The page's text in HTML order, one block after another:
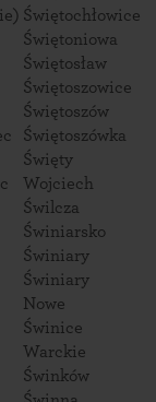
Świętochłowice
Świętoniowa
Świętosław
Świętoszowice
Świętoszów
Świętoszówka
Święty
Wojciech
Świlcza
Świniarsko
Świniary
Świniary
Nowe
Świnice
Warckie
Świnków